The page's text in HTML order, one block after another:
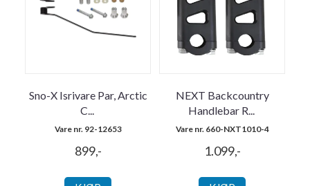
Sno-X Isrivare Par, Arctic
C...
Vare nr. 92-12653
899,-
NEXT Backcountry
Handlebar R...
Vare nr. 660-NXT1010-4
1.099,-